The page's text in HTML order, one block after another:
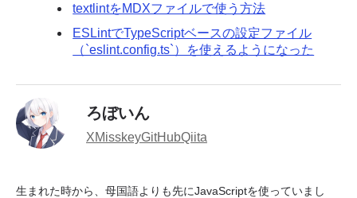
textlintをMDXファイルで使う方法
ESLintでTypeScriptベースの設定ファイル
（`eslint.config.ts`）を使えるようになった
ろぼいん
XMisskeyGitHubQiita
生まれた時から、母国語よりも先にJavaScriptを使っていまし